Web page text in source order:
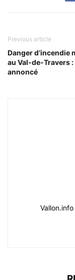
Previous article
Danger d’incendie
au Val-de-Travers
annoncé